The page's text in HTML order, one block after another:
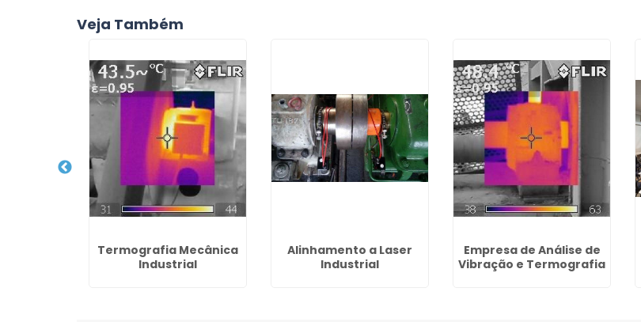
Veja Também
Termografia Mecânica
Industrial
Alinhamento a Laser
Industrial
Empresa de Análise de
Vibração e Termografia